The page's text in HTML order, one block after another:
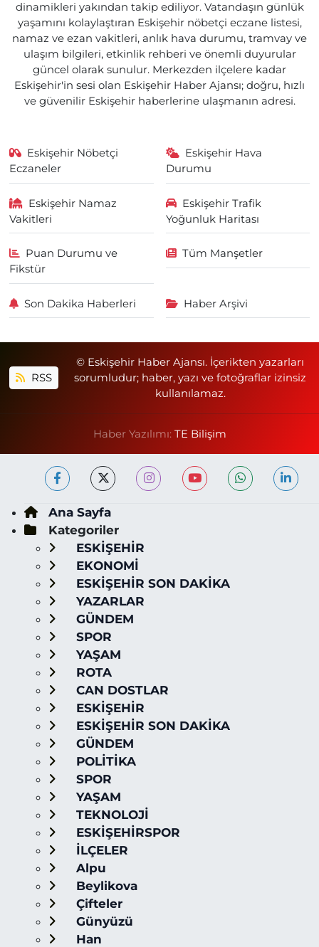
dinamikleri yakından takip ediliyor. Vatandaşın günlük
yaşamını kolaylaştıran Eskişehir nöbetçi eczane listesi,
namaz ve ezan vakitleri, anlık hava durumu, tramvay ve
ulaşım bilgileri, etkinlik rehberi ve önemli duyurular
güncel olarak sunulur. Merkezden ilçelere kadar
Eskişehir'in sesi olan Eskişehir Haber Ajansı; doğru, hızlı
ve güvenilir Eskişehir haberlerine ulaşmanın adresi.
Eskişehir Nöbetçi
Eczaneler
Eskişehir Hava
Durumu
Eskişehir Namaz
Vakitleri
Eskişehir Trafik
Yoğunluk Haritası
Puan Durumu ve
Fikstür
Tüm Manşetler
Son Dakika Haberleri Haber Arşivi
RSS
© Eskişehir Haber Ajansı. İçerikten yazarları
sorumludur; haber, yazı ve fotoğraflar izinsiz
kullanılamaz.
Haber Yazılımı: TE Bilişim
Ana Sayfa
Kategoriler
ESKİŞEHİR
EKONOMİ
ESKİŞEHİR SON DAKİKA
YAZARLAR
GÜNDEM
SPOR
YAŞAM
ROTA
CAN DOSTLAR
ESKİŞEHİR
ESKİŞEHİR SON DAKİKA
GÜNDEM
POLİTİKA
SPOR
YAŞAM
TEKNOLOJİ
ESKİŞEHİRSPOR
İLÇELER
Alpu
Beylikova
Çifteler
Günyüzü
Han